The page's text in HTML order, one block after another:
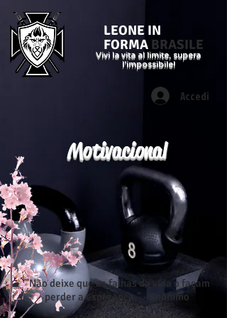
LEONE IN
FORMA BRASILE
Vivi la vita al limite, supera
l'impossibile!
Accedi
Motivacional
"Não deixe que as falhas da vida o façam
perder a esperança." - Anônimo